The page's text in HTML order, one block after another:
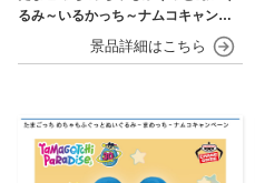
るみ～いるかっち～ナムコキャンペ